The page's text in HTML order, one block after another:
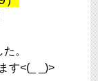
。
す<(_ _)>